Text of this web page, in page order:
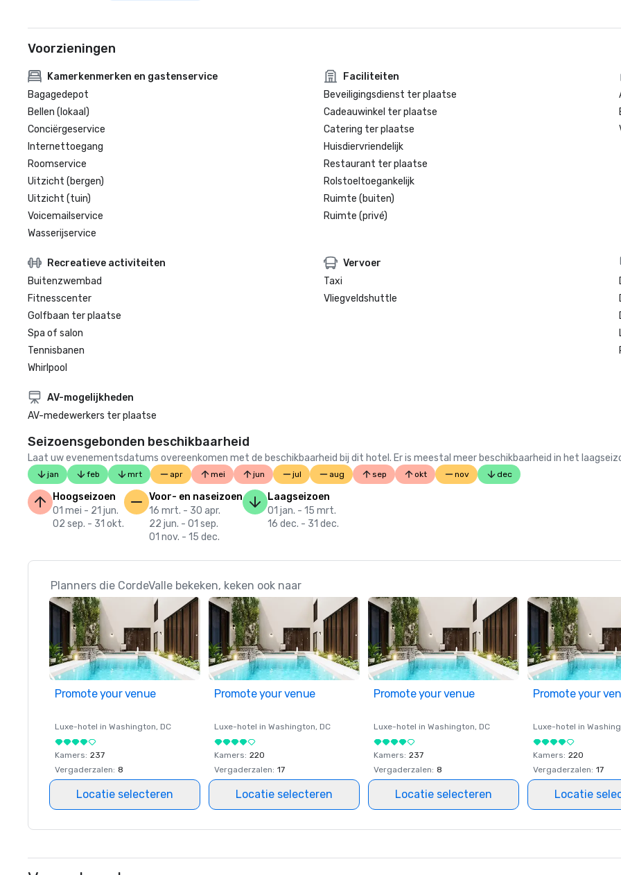
Voorzieningen
Kamerkenmerken en gastenservice
Bagagedepot
Bellen (lokaal)
Conciërgeservice
Internettoegang
Roomservice
Uitzicht (bergen)
Uitzicht (tuin)
Voicemailservice
Wasserijservice
Faciliteiten
Beveiligingsdienst ter plaatse
Cadeauwinkel ter plaatse
Catering ter plaatse
Huisdiervriendelijk
Restaurant ter plaatse
Rolstoeltoegankelijk
Ruimte (buiten)
Ruimte (privé)
Recreatieve activiteiten
Buitenzwembad
Fitnesscenter
Golfbaan ter plaatse
Spa of salon
Tennisbanen
Whirlpool
Vervoer
Taxi
Vliegveldshuttle
AV-mogelijkheden
AV-medewerkers ter plaatse
Seizoensgebonden beschikbaarheid
Laat uw evenementsdatums overeenkomen met de beschikbaarheid bij dit hotel. Er is meestal meer beschikbaarheid in het
jan feb mrt apr mei jun jul aug sep okt nov dec
Hoogseizoen
01 mei - 21 jun.
02 sep. - 31 okt.
Voor- en naseizoen
16 mrt. - 30 apr.
22 jun. - 01 sep.
01 nov. - 15 dec.
Laagseizoen
01 jan. - 15 mrt.
16 dec. - 31 dec.
Planners die CordeValle bekeken, keken ook naar
Promote your venue
Luxe-hotel in Washington, DC
Kamers: 237
Vergaderzalen: 8
Locatie selecteren
Promote your venue
Luxe-hotel in Washington, DC
Kamers: 220
Vergaderzalen: 17
Locatie selecteren
Promote your venue
Luxe-hotel in Washington, DC
Kamers: 237
Vergaderzalen: 8
Locatie selecteren
Promote your
Luxe-hotel in
Kamers: 220
Vergaderzalen: 17
Locatie